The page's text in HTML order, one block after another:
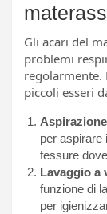
Gli acari del
problemi
regolarmente.
piccoli esseri
Aspirazione
per aspirare
fessure
Lavaggio a
funzione di
per